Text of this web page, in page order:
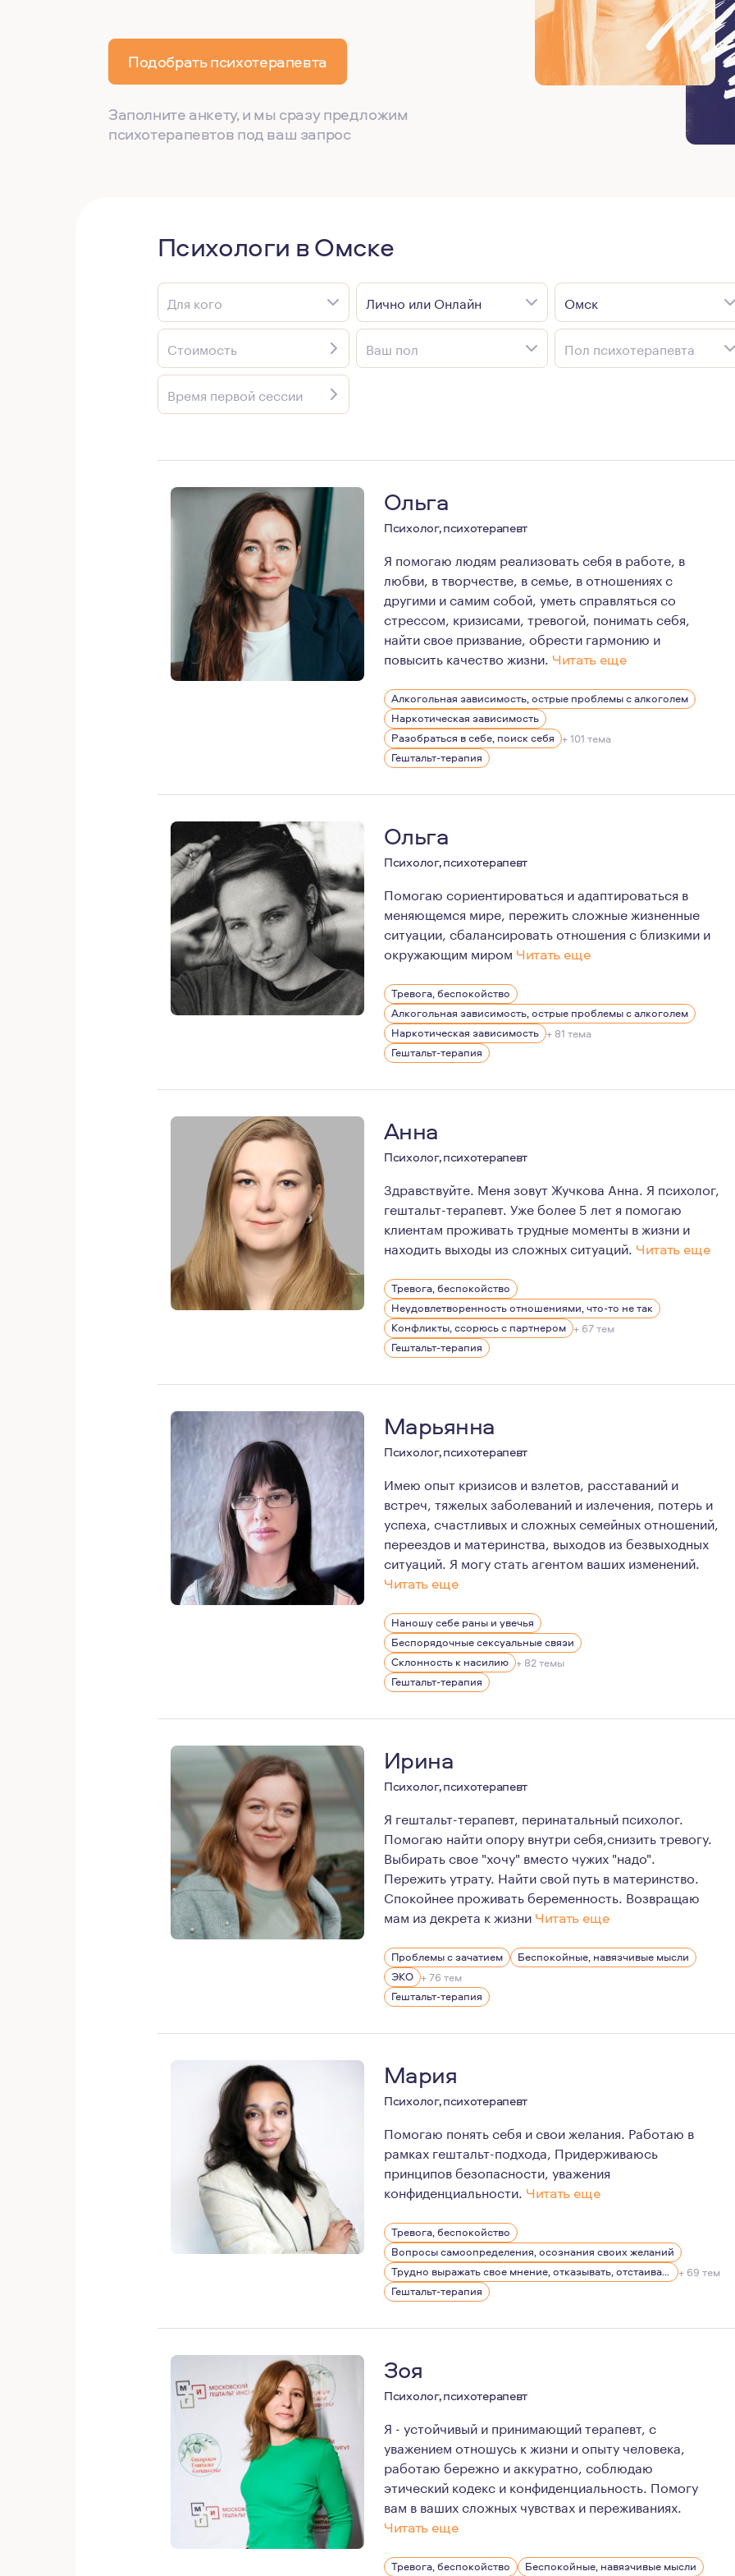
Подобрать психотерапевта
Заполните анкету, и мы сразу предложим
психотерапевтов под ваш запрос
Психологи в Омске
Для кого Лично или Онлайн Омск
Стоимость Ваш пол Пол психотерапевта
Время первой сессии
Ольга
Психолог, психотерапевт
Я помогаю людям реализовать себя в работе, в
любви, в творчестве, в семье, в отношениях с
другими и самим собой, уметь справляться со
стрессом, кризисами, тревогой, понимать себя,
найти свое призвание, обрести гармонию и
повысить качество жизни. Читать еще
Психология всегда меня интересовала, как способ
Хорошая психотерапия может многое изменить, и
Мои личные качества психолога: Я эмоционально
И самое важное про меня-это честность и глубокое
Алкогольная зависимость, острые проблемы с алкоголем
Наркотическая зависимость
Разобраться в себе, поиск себя + 101 тема
Гештальт-терапия
Ольга
Психолог, психотерапевт
Помогаю сориентироваться и адаптироваться в
меняющемся мире, пережить сложные жизненные
ситуации, сбалансировать отношения с близкими и
окружающим миром Читать еще
По первому образованию я искусствовед, куратор
В своей практике опираюсь на гуманистические и
В работе придерживаюсь этических стандартов
Тревога, беспокойство
Алкогольная зависимость, острые проблемы с алкоголем
Наркотическая зависимость + 81 тема
Гештальт-терапия
Анна
Психолог, психотерапевт
Здравствуйте. Меня зовут Жучкова Анна. Я психолог,
гештальт-терапевт. Уже более 5 лет я помогаю
клиентам проживать трудные моменты в жизни и
находить выходы из сложных ситуаций. Читать еще
В психологию я пришла в осознанном возрасте.
Очень люблю эту профессию, люблю учиться и
Я очень люблю природу, прогулки и собак. Для меня
В
Тревога, беспокойство
Неудовлетворенность отношениями, что-то не так
Конфликты, ссорюсь с партнером + 67 тем
Гештальт-терапия
Марьянна
Психолог, психотерапевт
Имею опыт кризисов и взлетов, расставаний и
встреч, тяжелых заболеваний и излечения, потерь и
успеха, счастливых и сложных семейных отношений,
переездов и материнства, выходов из безвыходных
ситуаций. Я могу стать агентом ваших изменений.
Читать еще
Мои успехи в профессии, высокая устойчивость,
В последние годы активно работаю с молодыми,
Наношу себе раны и увечья
Беспорядочные сексуальные связи
Склонность к насилию + 82 темы
Гештальт-терапия
Ирина
Психолог, психотерапевт
Я гештальт-терапевт, перинатальный психолог.
Помогаю найти опору внутри себя,снизить тревогу.
Выбирать свое "хочу" вместо чужих "надо".
Пережить утрату. Найти свой путь в материнство.
Спокойнее проживать беременность. Возвращаю
мам из декрета к жизни Читать еще
Мои мысли и убеждения:
- если вы решили найти психолога, первый шаг
- нет плохих и хороших чувств, все чувства важны;
- если выхода нет - это значит, что выход есть, но он
Мне 39 лет, я замужем и мама двух дочек - 9 и 3 лет.
В перинатальную тему я пришла из своего личного
Проблемы с зачатием
Беспокойные, навязчивые мысли
ЭКО + 76 тем
Гештальт-терапия
Мария
Психолог, психотерапевт
Помогаю понять себя и свои желания. Работаю в
рамках гештальт-подхода, Придерживаюсь
принципов безопасности, уважения
конфиденциальности. Читать еще
Много работала в бизнесе в качестве менеджера по
Пишу стихи.
Тревога, беспокойство
Вопросы самоопределения, осознания своих желаний
Трудно выражать свое мнение, отказывать, отстаивать себя
+ 69 тем
Гештальт-терапия
Зоя
Психолог, психотерапевт
Я - устойчивый и принимающий терапевт, с
уважением отношусь к жизни и опыту человека,
работаю бережно и аккуратно, соблюдаю
этический кодекс и конфиденциальность. Помогу
вам в ваших сложных чувствах и переживаниях.
Читать еще
У меня разнообразный опыт личной и
Тревога, беспокойство Беспокойные, навязчивые мысли